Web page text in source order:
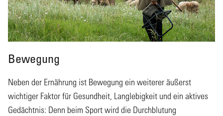
Bewegung
Neben der Ernährung ist Bewegung ein weiterer äußerst
wichtiger Faktor für Gesundheit, Langlebigkeit und ein aktives
Gedächtnis: Denn beim Sport wird die Durchblutung